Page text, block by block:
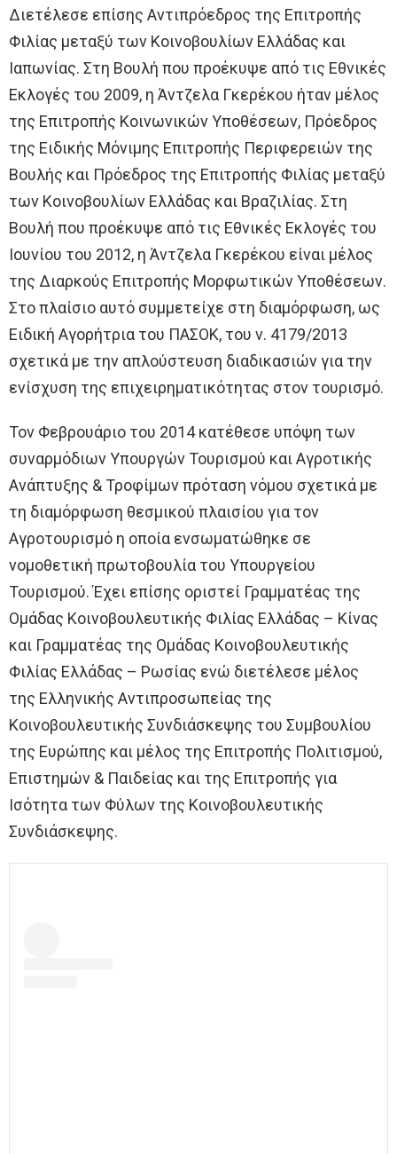
Διετέλεσε επίσης Αντιπρόεδρος της Επιτροπής
Φιλίας μεταξύ των Κοινοβουλίων Ελλάδας και
Ιαπωνίας. Στη Βουλή που προέκυψε από τις Εθνικές
Εκλογές του 2009, η Άντζελα Γκερέκου ήταν μέλος
της Επιτροπής Κοινωνικών Υποθέσεων, Πρόεδρος
της Ειδικής Μόνιμης Επιτροπής Περιφερειών της
Βουλής και Πρόεδρος της Επιτροπής Φιλίας μεταξύ
των Κοινοβουλίων Ελλάδας και Βραζιλίας. Στη
Βουλή που προέκυψε από τις Εθνικές Εκλογές του
Ιουνίου του 2012, η Άντζελα Γκερέκου είναι μέλος
της Διαρκούς Επιτροπής Μορφωτικών Υποθέσεων.
Στο πλαίσιο αυτό συμμετείχε στη διαμόρφωση, ως
Ειδική Αγορήτρια του ΠΑΣΟΚ, του ν. 4179/2013
σχετικά με την απλούστευση διαδικασιών για την
ενίσχυση της επιχειρηματικότητας στον τουρισμό.
Τον Φεβρουάριο του 2014 κατέθεσε υπόψη των
συναρμόδιων Υπουργών Τουρισμού και Αγροτικής
Ανάπτυξης & Τροφίμων πρόταση νόμου σχετικά με
τη διαμόρφωση θεσμικού πλαισίου για τον
Αγροτουρισμό η οποία ενσωματώθηκε σε
νομοθετική πρωτοβουλία του Υπουργείου
Τουρισμού. Έχει επίσης οριστεί Γραμματέας της
Ομάδας Κοινοβουλευτικής Φιλίας Ελλάδας – Κίνας
και Γραμματέας της Ομάδας Κοινοβουλευτικής
Φιλίας Ελλάδας – Ρωσίας ενώ διετέλεσε μέλος
της Ελληνικής Αντιπροσωπείας της
Κοινοβουλευτικής Συνδιάσκεψης του Συμβουλίου
της Ευρώπης και μέλος της Επιτροπής Πολιτισμού,
Επιστημών & Παιδείας και της Επιτροπής για
Ισότητα των Φύλων της Κοινοβουλευτικής
Συνδιάσκεψης.